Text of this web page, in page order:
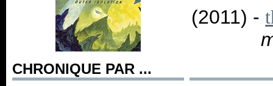
CHRONIQUE PAR ...
(2011) -